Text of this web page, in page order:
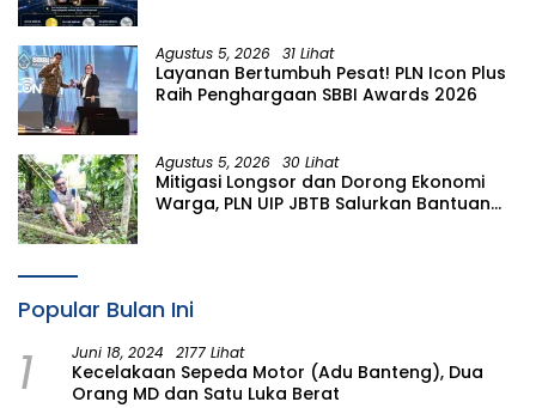
Agustus 5, 2026 31 Lihat
Layanan Bertumbuh Pesat! PLN Icon Plus
Raih Penghargaan SBBI Awards 2026
Agustus 5, 2026 30 Lihat
Mitigasi Longsor dan Dorong Ekonomi
Warga, PLN UIP JBTB Salurkan Bantuan
Popular Bulan Ini
1 Juni 18, 2024 2177 Lihat
Kecelakaan Sepeda Motor (Adu Banteng), Dua
Orang MD dan Satu Luka Berat